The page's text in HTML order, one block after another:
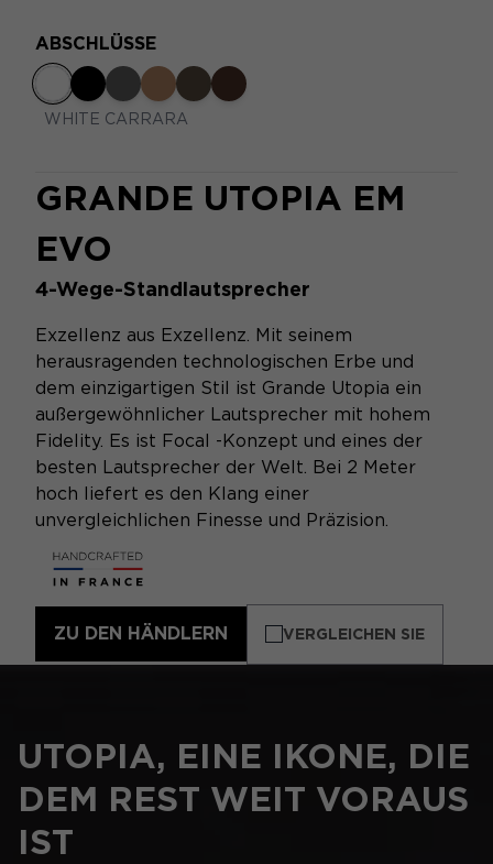
GRANDE UTOPIA EM
EVO
4-Wege-Standlautsprecher
Exzellenz aus Exzellenz. Mit seinem
herausragenden technologischen Erbe und
dem einzigartigen Stil ist Grande Utopia ein
außergewöhnlicher Lautsprecher mit hohem
Fidelity. Es ist Focal -Konzept und eines der
besten Lautsprecher der Welt. Bei 2 Meter
hoch liefert es den Klang einer
unvergleichlichen Finesse und Präzision.
ABSCHLÜSSE
WHITE CARRARA
ZU DEN HÄNDLERN VERGLEICHEN SIE
UTOPIA, EINE IKONE, DIE
DEM REST WEIT VORAUS
IST